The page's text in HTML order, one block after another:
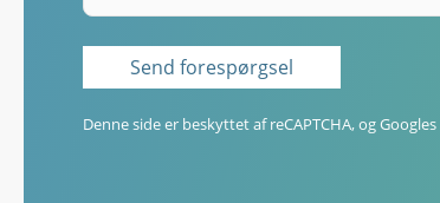
Denne side er beskyttet af reCAPTCHA, og Googles